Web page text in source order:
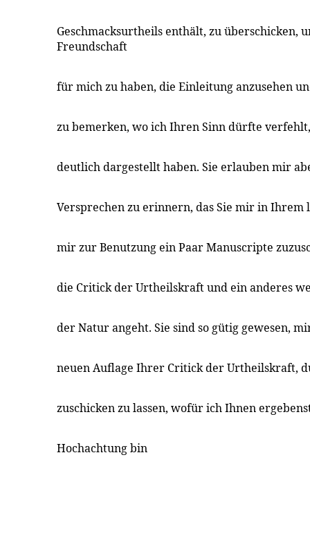
Geschmacksurtheils enthält, zu überschicken,
Freundschaft
für mich zu haben, die Einleitung anzusehen
zu bemerken, wo ich Ihren Sinn dürfte
deutlich dargestellt haben. Sie erlauben mir
Versprechen zu erinnern, das Sie mir in Ihrem
mir zur Benutzung ein Paar Manuscripte
die Critick der Urtheilskraft und ein anderes
der Natur angeht. Sie sind so gütig gewesen,
neuen Auflage Ihrer Critick der Urtheilskraft,
zuschicken zu lassen, wofür ich Ihnen
Hochachtung bin